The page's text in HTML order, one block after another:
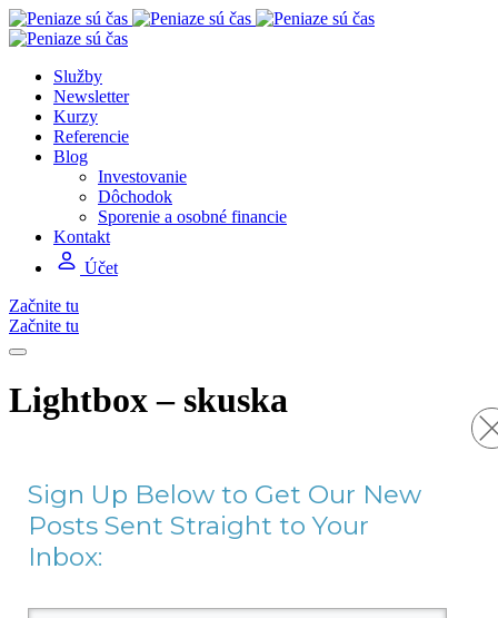
Služby
Newsletter
Kurzy
Referencie
Blog
Investovanie
Dôchodok
Sporenie a osobné financie
Kontakt
Účet
Začnite tu
Začnite tu
Lightbox – skuska
Sign Up Below to Get Our New
Posts Sent Straight to Your
Inbox: